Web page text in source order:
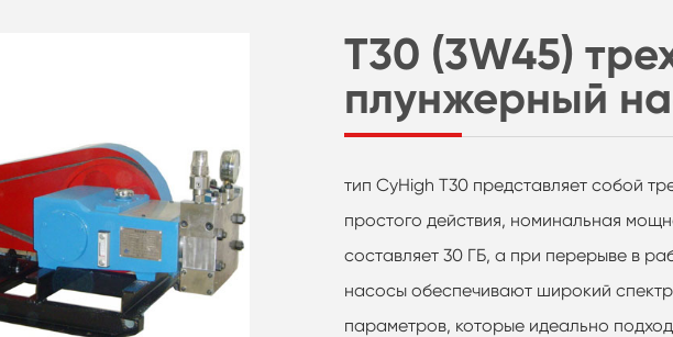
T30 (3W45)
плунжерный
тип CyHigh T30 представляет собой
простого действия, номинальная
составляет 30 ГБ, а при перерыве в
насосы обеспечивают широкий
параметров, которые идеально